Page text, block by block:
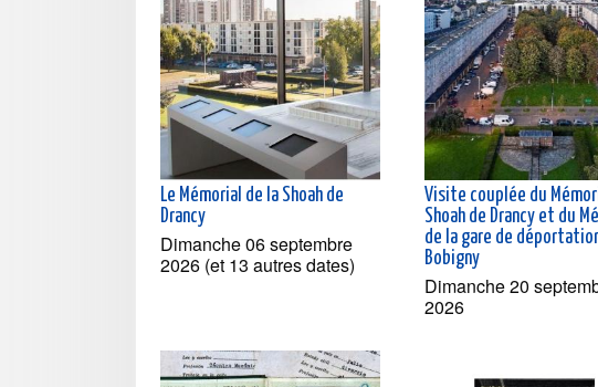
Le Mémorial de la Shoah de
Drancy
Dimanche 06 septembre
2026 (et 13 autres dates)
Visite couplée du
Shoah de Drancy et du
de la gare de
Bobigny
Dimanche 20
2026